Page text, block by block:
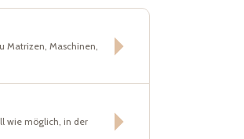
Matrizen, Maschinen,
wie möglich, in der